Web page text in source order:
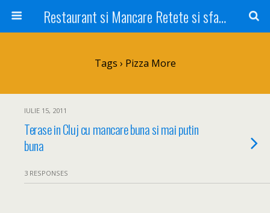
Restaurant si Mancare Retete si sfaturi Picant bun si rapid
Tags › Pizza More
IULIE 15, 2011
Terase in Cluj cu mancare buna si mai putin
buna
3 RESPONSES